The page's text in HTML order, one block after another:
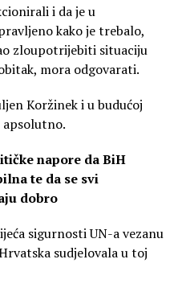
i da je u
kako je trebalo,
zloupotrijebiti situaciju
mora odgovarati.
Koržinek i u budućoj
napore da BiH
te da se svi
dobro
sigurnosti UN-a vezanu
sudjelovala u toj